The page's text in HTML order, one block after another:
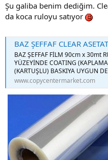
Şu galiba benim dediğim.
da koca ruloyu satıyor
BAZ ŞEFFAF CLEAR ASETAT FİLM
BAZ ŞEFFAF FİLM 90cm x 30mt
YÜZEYİNDE COATING
(KARTUŞLU) BASKIYA UYGUN
www.copycentermarket.com